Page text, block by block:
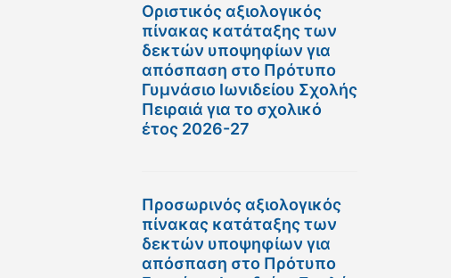
Οριστικός αξιολογικός
πίνακας κατάταξης των
δεκτών υποψηφίων για
απόσπαση στο Πρότυπο
Γυμνάσιο Ιωνιδείου Σχολής
Πειραιά για το σχολικό
έτος 2026-27
Προσωρινός αξιολογικός
πίνακας κατάταξης των
δεκτών υποψηφίων για
απόσπαση στο Πρότυπο